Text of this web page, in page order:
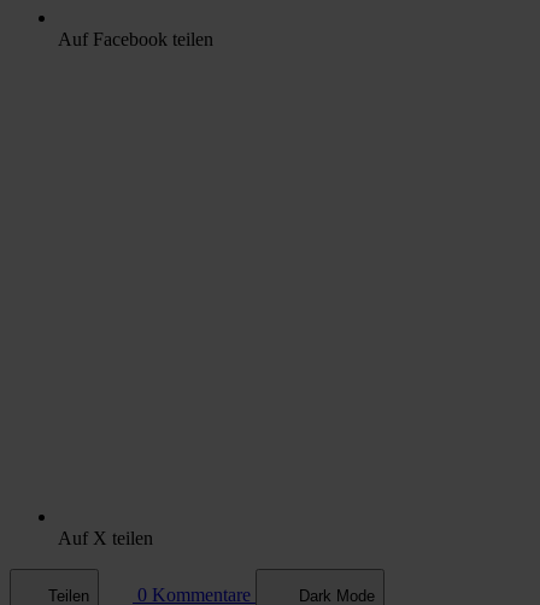
Auf Facebook teilen
Auf X teilen
Teilen 0 Kommentare Dark Mode